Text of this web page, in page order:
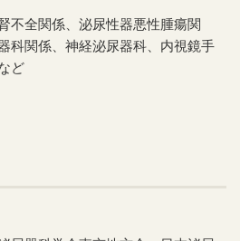
不全関係、泌尿性器悪性腫瘍関
科関係、神経泌尿器科、内視鏡手
ど